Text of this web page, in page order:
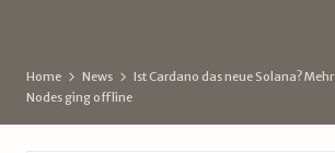
Home News
Ist Cardano das neue Solana?
Nodes ging offline